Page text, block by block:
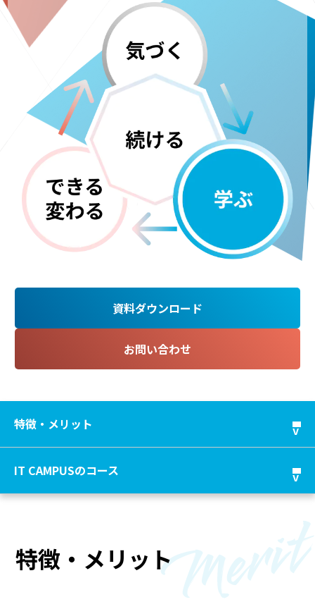
資料ダウンロード
お問い合わせ
特徴・メリット
IT CAMPUSのコース
特徴・メリット